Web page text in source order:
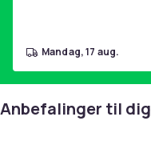
mandag, 17 aug.
Anbefalinger til dig